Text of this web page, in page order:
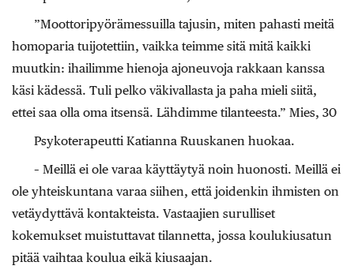
”Moottoripyörämessuilla tajusin, miten pahasti meitä
homoparia tuijotettiin, vaikka teimme sitä mitä kaikki
muutkin: ihailimme hienoja ajoneuvoja rakkaan kanssa
käsi kädessä. Tuli pelko väkivallasta ja paha mieli siitä,
ettei saa olla oma itsensä. Lähdimme tilanteesta.” Mies, 30
Psykoterapeutti Katianna Ruuskanen huokaa.
– Meillä ei ole varaa käyttäytyä noin huonosti. Meillä ei
ole yhteiskuntana varaa siihen, että joidenkin ihmisten on
vetäydyttävä kontakteista. Vastaajien surulliset
kokemukset muistuttavat tilannetta, jossa koulukiusatun
pitää vaihtaa koulua eikä kiusaajan.